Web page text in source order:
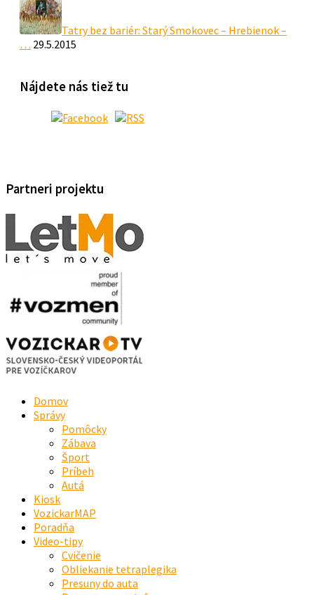
Tatry bez bariér: Starý Smokovec – Hrebienok –
… 29.5.2015
Nájdete nás tiež tu
Partneri projektu
Domov
Správy
Pomôcky
Zábava
Šport
Príbeh
Autá
Kiosk
VozickarMAP
Poradňa
Video-tipy
Cvičenie
Obliekanie tetraplegika
Presuny do auta